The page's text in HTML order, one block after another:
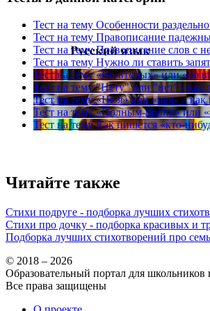
Тест на тему Особенности
Тест на тему Правописание
Тест на тему Правописание слов с
Тест на тему Нужно ли ставить
Тест на тему «Во-вторых» или «во
Тест на тему "Нету" или "нет" - как
Тест на тему «Не я» или «нея» –
Тест на тему «Полным-полно» или
Тест на тему Как пишется «кто-
Читайте также
Стихи подруге - подборка лучших
Стихи про дочку - подборка красивых и
Подборка лучших стихотворений про
© 2018 – 2026
Образовательный портал для школьников
Все права защищены